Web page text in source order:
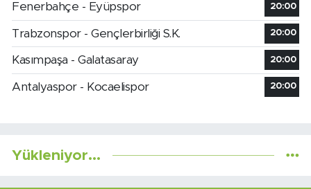
Fenerbahçe - Eyüpspor 20:00
Trabzonspor - Gençlerbirliği S.K. 20:00
Kasımpaşa - Galatasaray 20:00
Antalyaspor - Kocaelispor 20:00
Yükleniyor...